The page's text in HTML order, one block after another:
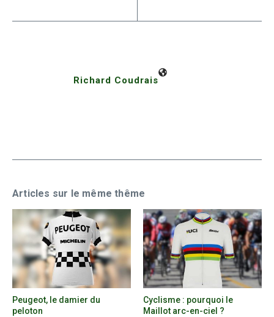
Richard Coudrais
Articles sur le même thême
Peugeot, le damier du
peloton
Cyclisme : pourquoi le
Maillot arc-en-ciel ?